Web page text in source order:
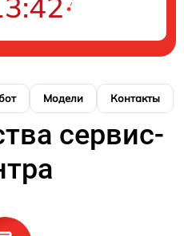
Модели Контакты
сервис-